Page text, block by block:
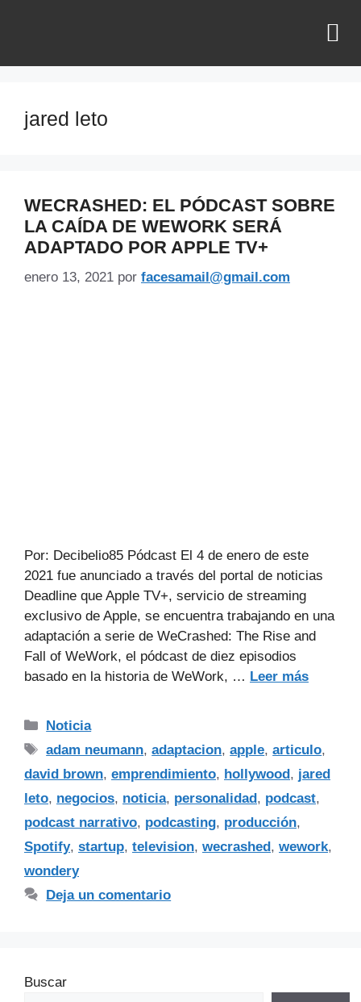
jared leto
WECRASHED: EL PÓDCAST SOBRE
LA CAÍDA DE WEWORK SERÁ
ADAPTADO POR APPLE TV+
enero 13, 2021 por facesamail@gmail.com
Por: Decibelio85 Pódcast El 4 de enero de este
2021 fue anunciado a través del portal de noticias
Deadline que Apple TV+, servicio de streaming
exclusivo de Apple, se encuentra trabajando en una
adaptación a serie de WeCrashed: The Rise and
Fall of WeWork, el pódcast de diez episodios
basado en la historia de WeWork, … Leer más
Noticia
adam neumann,adaptacion,apple,articulo,
david brown, emprendimiento, hollywood, jared
leto, negocios, noticia, personalidad, podcast,
podcast narrativo, podcasting, producción,
Spotify, startup, television, wecrashed, wework,
wondery
Deja un comentario
Buscar